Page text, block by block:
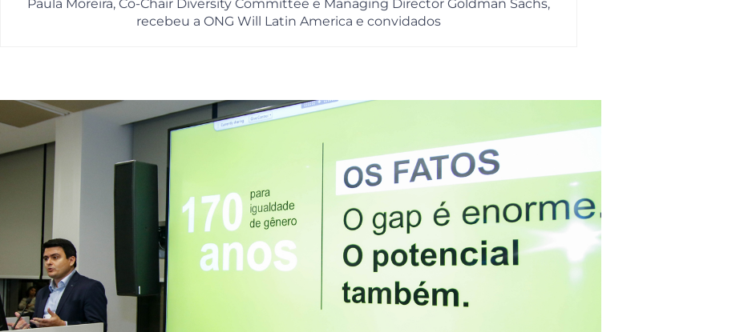
Paula Moreira, Co-Chair Diversity Committee e Managing Director Goldman Sachs,
recebeu a ONG Will Latin America e convidados